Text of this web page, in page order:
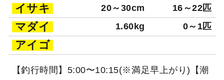
イサキ
20～30cm 16～22匹
マダイ 1.60kg 0～1匹
アイゴ
【釣行時間】5:00〜10:15(※満足早上がり)【潮